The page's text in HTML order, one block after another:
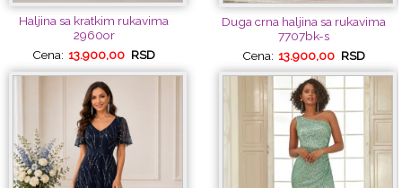
Haljina sa kratkim rukavima
2960or
Cena: 13.900,00 RSD
Duga crna haljina sa rukavima
7707bk-s
Cena: 13.900,00 RSD